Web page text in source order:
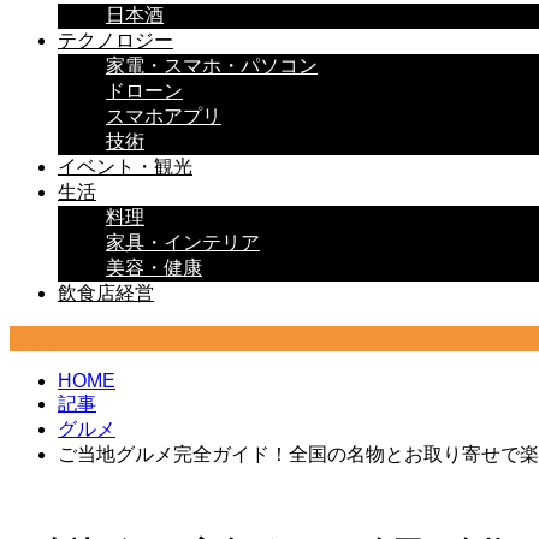
日本酒
テクノロジー
家電・スマホ・パソコン
ドローン
スマホアプリ
技術
イベント・観光
生活
料理
家具・インテリア
美容・健康
飲食店経営
HOME
記事
グルメ
ご当地グルメ完全ガイド！全国の名物とお取り寄せで